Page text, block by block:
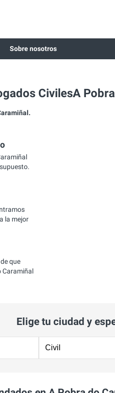
Sobre nosotros
CivilesA
la mejor
que
Caramiñal
Elige tu ciudad y